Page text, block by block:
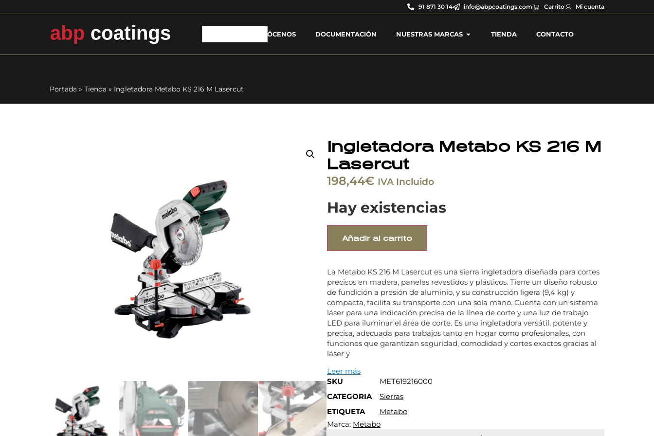
91 871 30 14 info@abpcoatings.com Carrito Mi cuenta
CONÓCENOS DOCUMENTACIÓN NUESTRAS MARCAS TIENDA CONTACTO
Portada » Tienda » Ingletadora Metabo KS 216 M Lasercut
Ingletadora Metabo KS 216 M
Lasercut
198,44€ IVA Incluido
Hay existencias
Añadir al carrito
La Metabo KS 216 M Lasercut es una sierra ingletadora diseñada para cortes
precisos en madera, paneles revestidos y plásticos. Tiene un diseño robusto
de fundición a presión de aluminio, y su construcción ligera (9,4 kg) y
compacta, facilita su transporte con una sola mano. Cuenta con un sistema
láser para una indicación precisa de la línea de corte y una luz de trabajo
LED para iluminar el área de corte. Es una ingletadora versátil, potente y
precisa, adecuada para trabajos tanto en hogar como profesionales, con
funciones que garantizan seguridad, comodidad y cortes exactos gracias al
láser y
Leer más
SKU
MET619216000
CATEGORIA
Sierras
ETIQUETA
Metabo
Marca: Metabo